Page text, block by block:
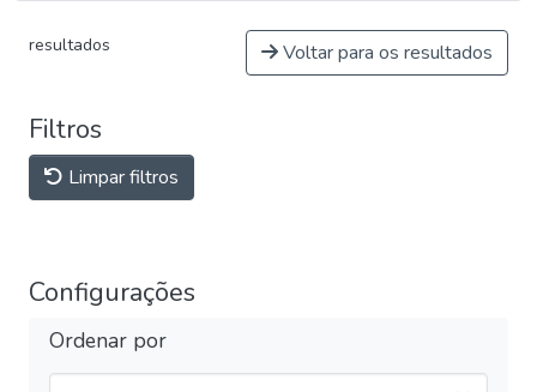
resultados Voltar para os resultados
Filtros
Limpar filtros
Configurações
Ordenar por